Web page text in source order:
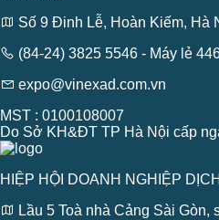
Số 9 Đinh Lễ, Hoàn Kiếm, Hà
(84-24) 3825 5546 - Máy lẻ
expo@vinexad.com.vn
MST : 0100108007
Do Sở KH&ĐT TP Hà Nội cấp
HIỆP HỘI DOANH NGHIỆP
Lầu 5 Toà nhà Cảng Sài Gòn,